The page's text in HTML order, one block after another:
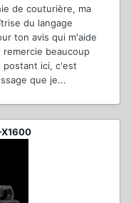
de couturière, ma
du langage
ton avis qui m'aide
beaucoup
postant ici, c'est
que je...